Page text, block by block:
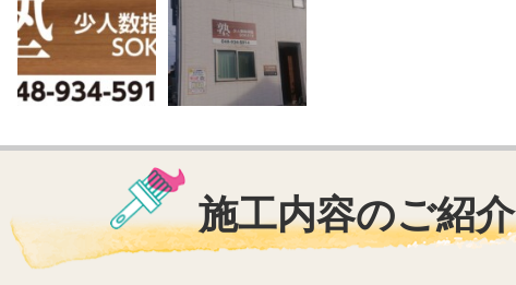
施工内容のご紹介